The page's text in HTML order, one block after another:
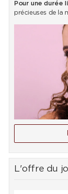
Pour une durée
précieuses de la
L'offre du